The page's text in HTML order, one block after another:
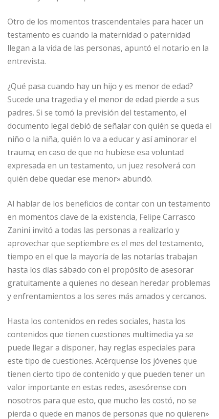
Otro de los momentos trascendentales para hacer un
testamento es cuando la maternidad o paternidad
llegan a la vida de las personas, apuntó el notario en la
entrevista.
¿Qué pasa cuando hay un hijo y es menor de edad?
Sucede una tragedia y el menor de edad pierde a sus
padres. Si se tomó la previsión del testamento, el
documento legal debió de señalar con quién se queda el
niño o la niña, quién lo va a educar y así aminorar el
trauma; en caso de que no hubiese esa voluntad
expresada en un testamento, un juez resolverá con
quién debe quedar ese menor» abundó.
Al hablar de los beneficios de contar con un testamento
en momentos clave de la existencia, Felipe Carrasco
Zanini invitó a todas las personas a realizarlo y
aprovechar que septiembre es el mes del testamento,
tiempo en el que la mayoría de las notarías trabajan
hasta los días sábado con el propósito de asesorar
gratuitamente a quienes no desean heredar problemas
y enfrentamientos a los seres más amados y cercanos.
Hasta los contenidos en redes sociales, hasta los
contenidos que tienen cuestiones multimedia ya se
puede llegar a disponer, hay reglas especiales para
este tipo de cuestiones. Acérquense los jóvenes que
tienen cierto tipo de contenido y que pueden tener un
valor importante en estas redes, asesórense con
nosotros para que esto, que mucho les costó, no se
pierda o quede en manos de personas que no quieren»